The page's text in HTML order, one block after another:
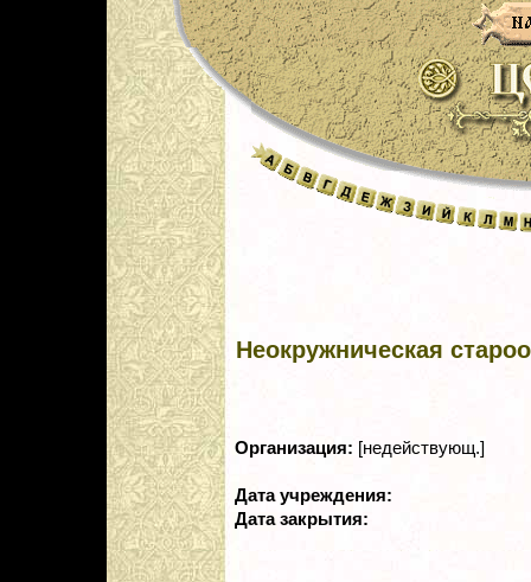
Неокружническая
Организация: [недействующ.]
Дата учреждения:
Дата закрытия: